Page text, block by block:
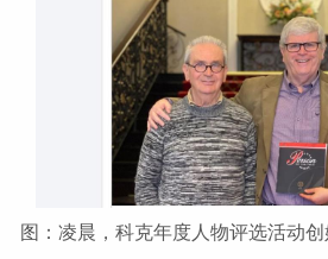
图：凌晨，科克年度人物评选活动